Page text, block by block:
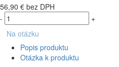
56,90 € bez DPH
-
+
Na otázku
Popis produktu
Otázka k produktu